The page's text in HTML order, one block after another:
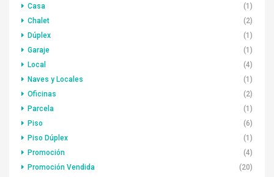
Casa
(1)
Chalet
(2)
Dúplex
(1)
Garaje
(1)
Local
(4)
Naves y Locales
(1)
Oficinas
(2)
Parcela
(1)
Piso
(6)
Piso Dúplex
(1)
Promoción
(4)
Promoción Vendida
(20)